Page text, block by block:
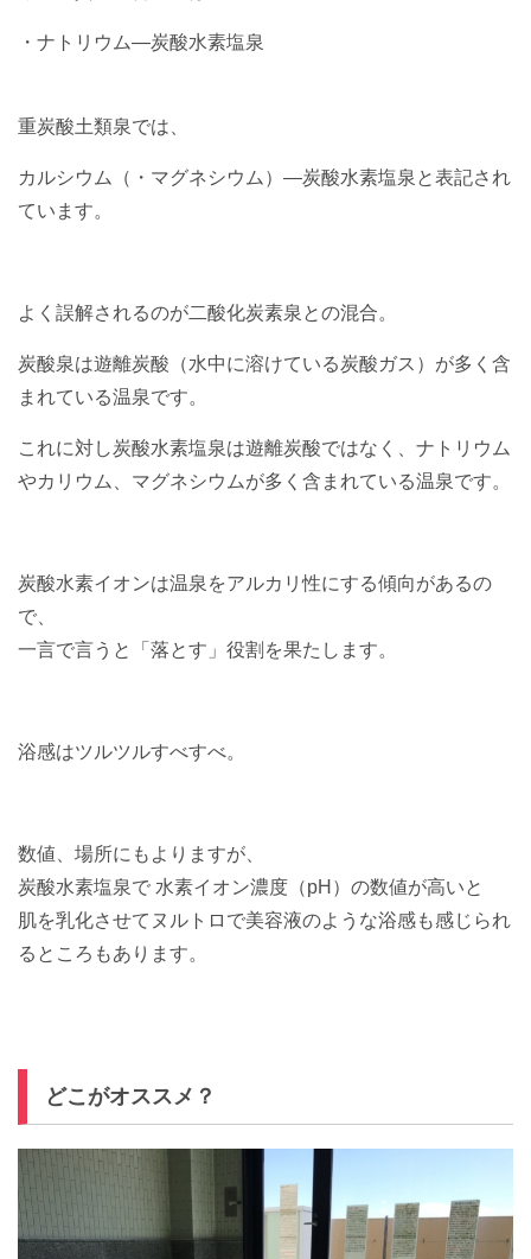
・ナトリウム―炭酸水素塩泉
重炭酸土類泉では、
カルシウム（・マグネシウム）―炭酸水素塩泉と表記され
ています。
よく誤解されるのが二酸化炭素泉との混合。
炭酸泉は遊離炭酸（水中に溶けている炭酸ガス）が多く含
まれている温泉です。
これに対し炭酸水素塩泉は遊離炭酸ではなく、ナトリウム
やカリウム、マグネシウムが多く含まれている温泉です。
炭酸水素イオンは温泉をアルカリ性にする傾向があるの
で、
一言で言うと「落とす」役割を果たします。
浴感はツルツルすべすべ。
数値、場所にもよりますが、
炭酸水素塩泉で 水素イオン濃度（pH）の数値が高いと
肌を乳化させてヌルトロで美容液のような浴感も感じられ
るところもあります。
どこがオススメ？